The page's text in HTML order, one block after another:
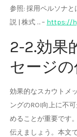
参照: 採用ペルソナ
説 | 株式 … – https://
2-2.効果
セージ
効果的なスカウトメ
ングのROI向上に不
めることが重要です
伝えましょう。本文